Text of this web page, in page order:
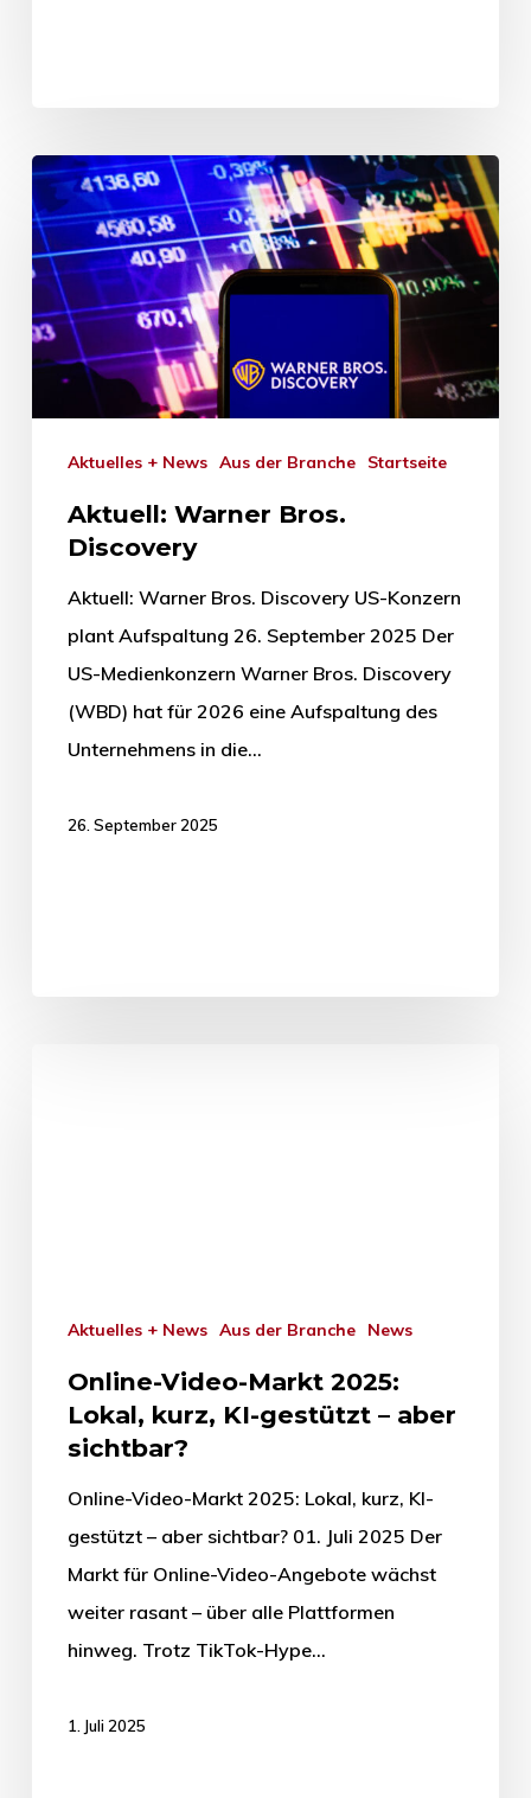
Aktuelles + News Aus der Branche Startseite
Aktuell: Warner Bros.
Discovery
Aktuell: Warner Bros. Discovery US-Konzern
plant Aufspaltung 26. September 2025 Der
US-Medienkonzern Warner Bros. Discovery
(WBD) hat für 2026 eine Aufspaltung des
Unternehmens in die…
26. September 2025
Aktuelles + News Aus der Branche News
Online-Video-Markt 2025:
Lokal, kurz, KI-gestützt – aber
sichtbar?
Online-Video-Markt 2025: Lokal, kurz, KI-
gestützt – aber sichtbar? 01. Juli 2025 Der
Markt für Online-Video-Angebote wächst
weiter rasant – über alle Plattformen
hinweg. Trotz TikTok-Hype…
1. Juli 2025